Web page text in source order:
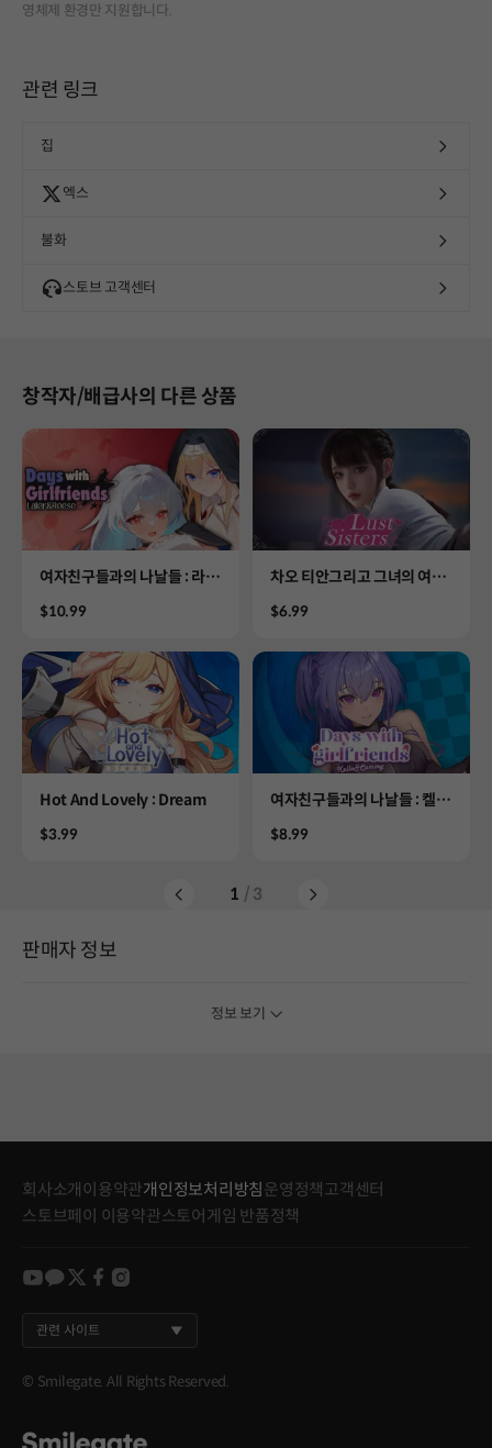
영체제 환경만 지원합니다.
관련 링크
집
엑스
불화
스토브 고객센터
창작자/배급사의 다른 상품
Product
여자친구들과의 나날들 : 라러
Price
$10.99
Product
차오 티안그리고 그녀의 여자
Price
$6.99
Product
Hot And Lovely : Dream
Price
$3.99
Product
여자친구들과의 나날들 : 켈로
Price
$8.99
1 / 3
판매자 정보
정보 보기
회사소개 이용약관개인정보처리방침 운영정책고객센터
스토브페이 이용약관스토어게임 반품정책
youtube
kakao
twitter
facebook
instagram
관련 사이트
© Smilegate. All Rights Reserved.